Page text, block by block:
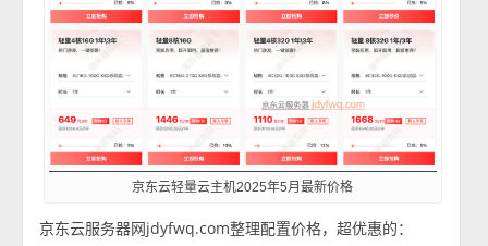
京东云轻量云主机2025年5月最新价格
京东云服务器网jdyfwq.com整理配置价格，超优惠的：